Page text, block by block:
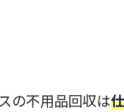
の不用品回収は